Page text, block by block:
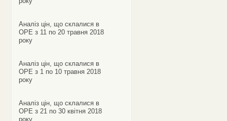
Аналіз цін, що склалися в
ОРЕ з 11 по 20 травня 2018
року
Аналіз цін, що склалися в
ОРЕ з 1 по 10 травня 2018
року
Аналіз цін, що склалися в
ОРЕ з 21 по 30 квітня 2018
року